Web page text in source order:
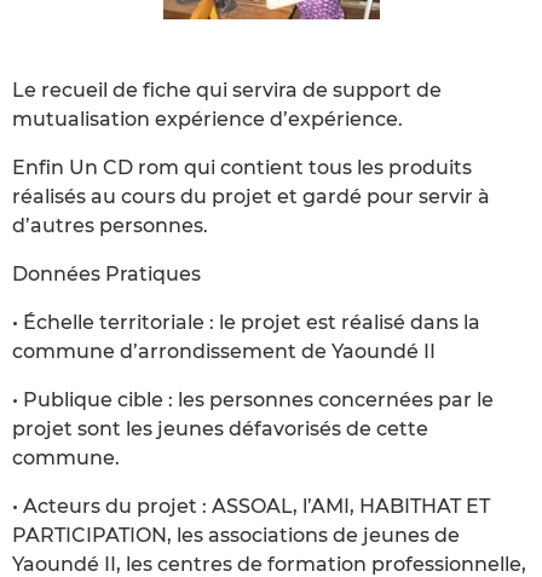
Le recueil de fiche qui servira de support de
mutualisation expérience d’expérience.
Enfin Un CD rom qui contient tous les produits
réalisés au cours du projet et gardé pour servir à
d’autres personnes.
Données Pratiques
• Échelle territoriale : le projet est réalisé dans la
commune d’arrondissement de Yaoundé II
• Publique cible : les personnes concernées par le
projet sont les jeunes défavorisés de cette
commune.
• Acteurs du projet : ASSOAL, l’AMI, HABITHAT ET
PARTICIPATION, les associations de jeunes de
Yaoundé II, les centres de formation professionnelle,